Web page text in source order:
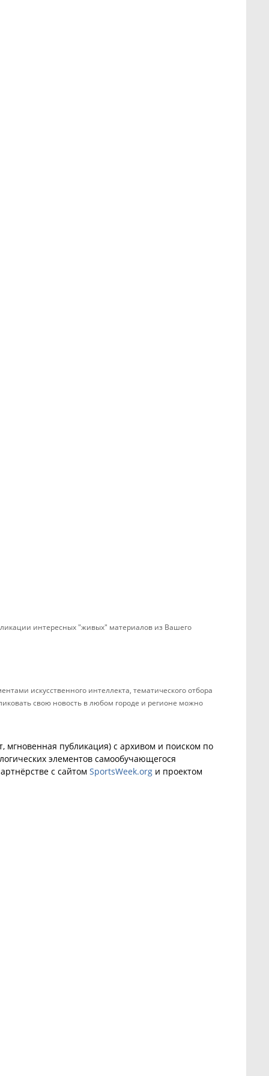
интересных "живых" материалов из Вашего
искусственного интеллекта, тематического отбора
свою новость в любом городе и регионе можно
публикация) с архивом и поиском по
элементов самообучающегося
с сайтом SportsWeek.org и проектом